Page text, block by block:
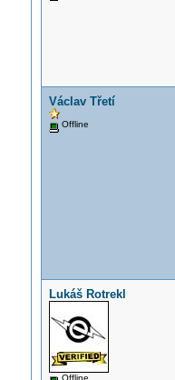
Václav Třetí
Offline
Lukáš Rotrekl
Offline